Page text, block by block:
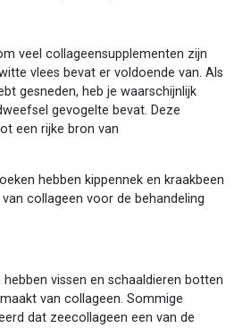
veel collageensupplementen zijn
vlees bevat er voldoende van. Als
gesneden, heb je waarschijnlijk
gevogelte bevat. Deze
een rijke bron van
hebben kippennek en kraakbeen
collageen voor de behandeling
vissen en schaaldieren botten
van collageen. Sommige
dat zeecollageen een van de